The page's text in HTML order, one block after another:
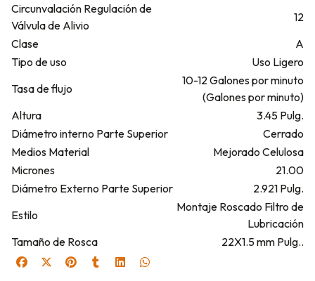
Circunvalación Regulación de
Válvula de Alivio
12
Clase
A
Tipo de uso
Uso Ligero
Tasa de flujo
10-12 Galones por minuto
(Galones por minuto)
Altura
3.45 Pulg.
Diámetro interno Parte Superior
Cerrado
Medios Material
Mejorado Celulosa
Micrones
21.00
Diámetro Externo Parte Superior
2.921 Pulg.
Estilo
Montaje Roscado Filtro de
Lubricación
Tamaño de Rosca
22X1.5 mm Pulg..